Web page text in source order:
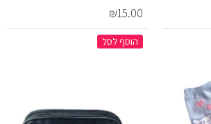
₪15.00
הוסף לסל